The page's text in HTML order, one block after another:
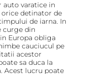
auto varatice in
detinator de
de iarna. In
curge din
Europa obliga
cauciucul pe
acestor
sa duca la
Acest lucru poate